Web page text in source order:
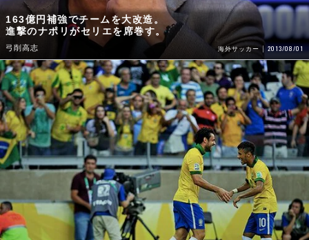
163億円補強でチームを大改造。
進撃のナポリがセリエを席巻す。
弓削高志 海外サッカー 2013/08/01